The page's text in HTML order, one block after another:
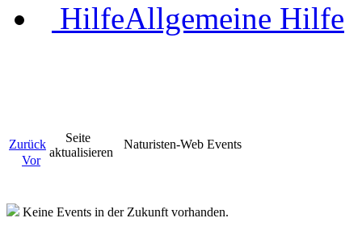
HilfeAllgemeine Hilfe
Zurück
Vor
Seite
aktualisieren
Naturisten-Web Events
Keine Events in der Zukunft vorhanden.